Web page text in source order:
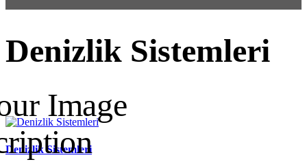
Denizlik Sistemleri
Denizlik Sistemleri